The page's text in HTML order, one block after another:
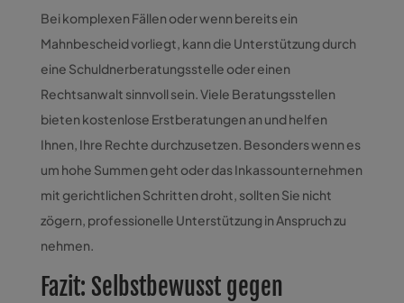
Bei komplexen Fällen oder wenn bereits ein
Mahnbescheid vorliegt, kann die Unterstützung durch
eine Schuldnerberatungsstelle oder einen
Rechtsanwalt sinnvoll sein. Viele Beratungsstellen
bieten kostenlose Erstberatungen an und helfen
Ihnen, Ihre Rechte durchzusetzen. Besonders wenn es
um hohe Summen geht oder das Inkassounternehmen
mit gerichtlichen Schritten droht, sollten Sie nicht
zögern, professionelle Unterstützung in Anspruch zu
nehmen.
Fazit: Selbstbewusst gegen